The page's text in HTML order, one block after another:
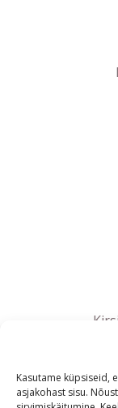
Kasutame küpsiseid,
asjakohast sisu.